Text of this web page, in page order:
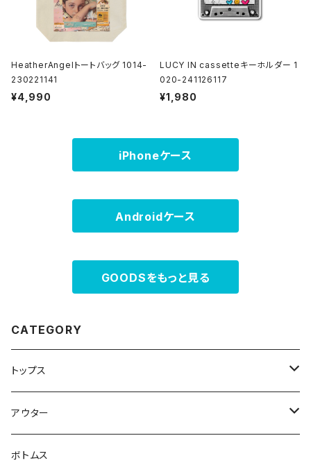
HeatherAngelトートバッグ 1014-
230221141
¥4,990
LUCY IN cassetteキーホルダー 1
020-241126117
¥1,980
iPhoneケース
Androidケース
GOODSをもっと見る
CATEGORY
トップス
スウェット・パーカー
Tシャツ
アウター
ジャケット・ブルゾン
ボトムス